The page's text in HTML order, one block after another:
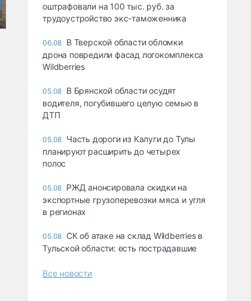
оштрафовали на 100 тыс. руб. за
трудоустройство экс-таможенника
06.08 В Тверской области обломки
дрона повредили фасад логокомплекса
Wildberries
05.08 В Брянской области осудят
водителя, погубившего целую семью в
ДТП
05.08 Часть дороги из Калуги до Тулы
планируют расширить до четырех
полос
05.08 РЖД анонсировала скидки на
экспортные грузоперевозки мяса и угля
в регионах
05.08 СК об атаке на склад Wildberries в
Тульской области: есть пострадавшие
Все новости